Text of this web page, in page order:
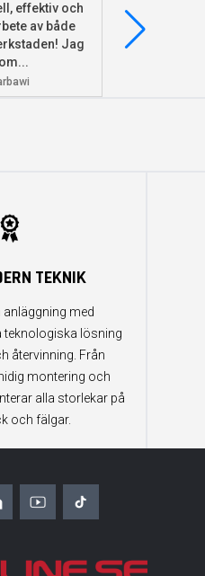
effektiv och
av både
Jag
deras
TEKNIK
med
teknologiska lösning
återvinning. Från
montering och
alla storlekar på
och fälgar.